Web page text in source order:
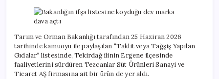
dev
açtı
Tarım ve Orman Bakanlığı tarafından 25 Haziran 2026
tarihinde kamuoyu ile paylaşılan “Taklit veya Tağşiş Yapılan
Gıdalar” listesinde, Tekirdağ ilinin Ergene ilçesinde
faaliyetlerini sürdüren Tezcanlar Süt Ürünleri Sanayi ve
Ticaret AŞ firmasına ait bir ürün de yer aldı.